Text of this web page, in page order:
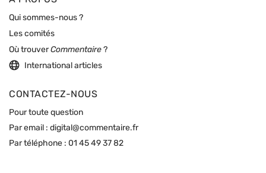
Qui sommes-nous ?
Les comités
Où trouverCommentaire ?
International articles
CONTACTEZ-NOUS
Pour toute question
Par email : digital@commentaire.fr
Par téléphone : 01 45 49 37 82